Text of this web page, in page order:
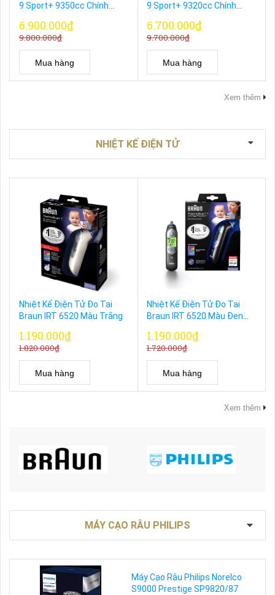
9 Sport+ 9350cc Chính
Rửa & Hộp Sạc PowerCase
6.900.000₫
9.800.000₫
Mua hàng
9 Sport+ 9320cc Chính
Rửa Tự Động
6.700.000₫
9.700.000₫
Mua hàng
Xem thêm
NHIỆT KẾ ĐIỆN TỬ
Nhiệt Kế Điện Tử Đo Tai
Braun IRT 6520 Màu Trắng
1.190.000₫
1.820.000₫
Mua hàng
Nhiệt Kế Điện Tử Đo Tai
Braun IRT 6520 Màu Đen
1.190.000₫
1.720.000₫
Mua hàng
Xem thêm
MÁY CẠO RÂU PHILIPS
Máy Cạo Râu Philips Norelco
S9000 Prestige SP9820/87